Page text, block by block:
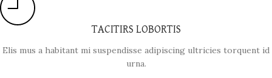
TACITIRS LOBORTIS
Elis mus a habitant mi suspendisse adipiscing ultricies torquent id
urna.